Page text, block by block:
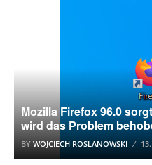
Mozilla Firefox 96.0
wird das Problem
BY WOJCIECH ROSLANOWSKI